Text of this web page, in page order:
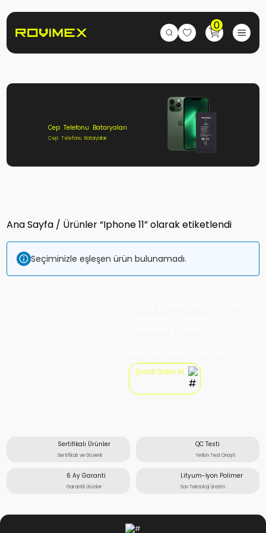
0
Cep Telefonu Bataryaları
Cep Telefonu Bataryaları
Ana Sayfa / Ürünler “Iphone 11” olarak etiketlendi
Seçiminizle eşleşen ürün bulunamadı.
Şimdi Satın Al
Sertifikalı Ürünler
Sertifikalı ve Güvenli
QC Testi
Yetkin Test Onaylı
6 Ay Garanti
Garantili Ürünler
Lityum-İyon Polimer
Son Teknoloji Üretim